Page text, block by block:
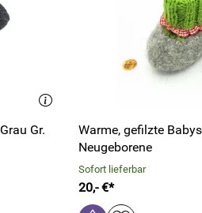
Gr.
Warme, gefilzte
Neugeborene
Sofort lieferbar
20,- €*